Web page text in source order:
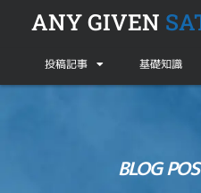
ANY GIVEN
投稿記事 基礎知識
BLOG